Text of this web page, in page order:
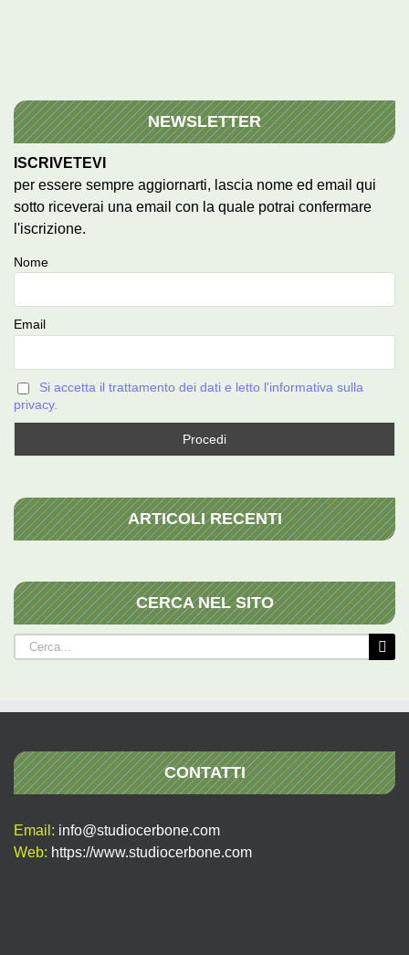
NEWSLETTER
ISCRIVETEVI
per essere sempre aggiornarti, lascia nome ed email qui
sotto riceverai una email con la quale potrai confermare
l'iscrizione.
Nome
Email
Si accetta il trattamento dei dati e letto l'informativa sulla
privacy.
ARTICOLI RECENTI
CERCA NEL SITO
Cerca
per:
CONTATTI
Email: info@studiocerbone.com
Web: https://www.studiocerbone.com